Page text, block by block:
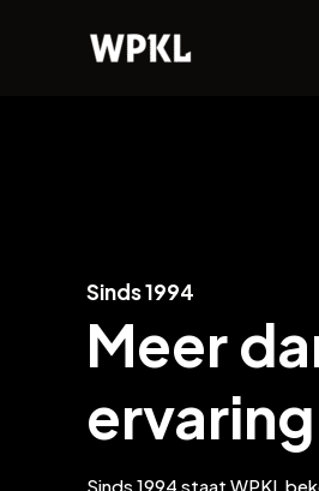
Sinds 1994
Meer
Sinds 1994 staat WPKL